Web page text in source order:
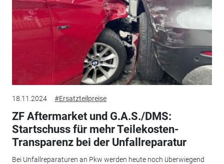
18.11.2024 #Ersatzteilpreise
ZF Aftermarket und G.A.S./DMS:
Startschuss für mehr Teilekosten-
Transparenz bei der Unfallreparatur
Bei Unfallreparaturen an Pkw werden heute noch überwiegend